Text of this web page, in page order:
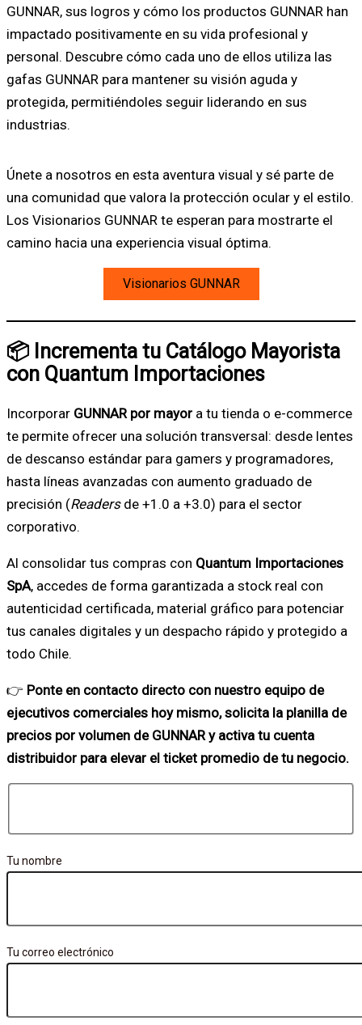
GUNNAR, sus logros y cómo los productos GUNNAR han
impactado positivamente en su vida profesional y
personal. Descubre cómo cada uno de ellos utiliza las
gafas GUNNAR para mantener su visión aguda y
protegida, permitiéndoles seguir liderando en sus
industrias.
Únete a nosotros en esta aventura visual y sé parte de
una comunidad que valora la protección ocular y el estilo.
Los Visionarios GUNNAR te esperan para mostrarte el
camino hacia una experiencia visual óptima.
Visionarios GUNNAR
📦 Incrementa tu Catálogo Mayorista
con Quantum Importaciones
Incorporar GUNNAR por mayor a tu tienda o e-commerce
te permite ofrecer una solución transversal: desde lentes
de descanso estándar para gamers y programadores,
hasta líneas avanzadas con aumento graduado de
precisión (Readersde +1.0 a +3.0) para el sector
corporativo.
Al consolidar tus compras con Quantum Importaciones
SpA, accedes de forma garantizada a stock real con
autenticidad certificada, material gráfico para potenciar
tus canales digitales y un despacho rápido y protegido a
todo Chile.
👉 Ponte en contacto directo con nuestro equipo de
ejecutivos comerciales hoy mismo, solicita la planilla de
precios por volumen de GUNNAR y activa tu cuenta
distribuidor para elevar el ticket promedio de tu negocio.
Tu nombre
Tu correo electrónico